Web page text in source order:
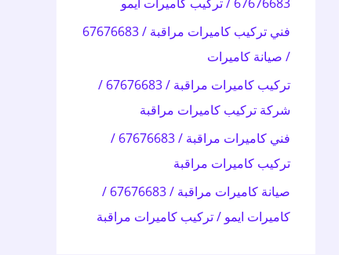
:67676683 / تركيب كاميرات ايمو
فني تركيب كاميرات مراقبة / 67676683
/ صيانة كاميرات
تركيب كاميرات مراقبة / 67676683 /
شركة تركيب كاميرات مراقبة
فني كاميرات مراقبة / 67676683 /
تركيب كاميرات مراقبة
صيانة كاميرات مراقبة / 67676683 /
كاميرات ايمو / تركيب كاميرات مراقبة